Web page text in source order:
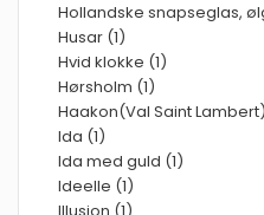
Hollandske snapseglas,
Husar (1)
Hvid klokke (1)
Hørsholm (1)
Haakon(Val Saint
Ida (1)
Ida med guld (1)
Ideelle (1)